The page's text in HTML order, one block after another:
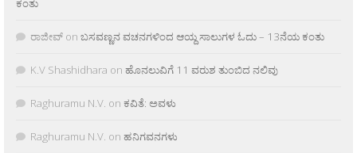
ಕಂತು
ರಾಜೀವ್ on ಬಸವಣ್ಣನ ವಚನಗಳಿಂದ ಆಯ್ದ ಸಾಲುಗಳ ಓದು – 13ನೆಯ ಕಂತು
K.V Shashidhara on ಹೊನಲುವಿಗೆ 11 ವರುಶ ತುಂಬಿದ ನಲಿವು
Raghuramu N.V. on ಕವಿತೆ: ಅವಳು
Raghuramu N.V. on ಹನಿಗವನಗಳು